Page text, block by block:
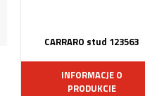
CARRARO stud 123563
INFORMACJE O
PRODUKCIE